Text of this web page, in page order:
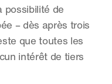
possibilité de
– dès après trois
que toutes les
intérêt de tiers